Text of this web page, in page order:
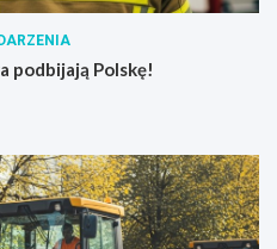
podbijają Polskę!